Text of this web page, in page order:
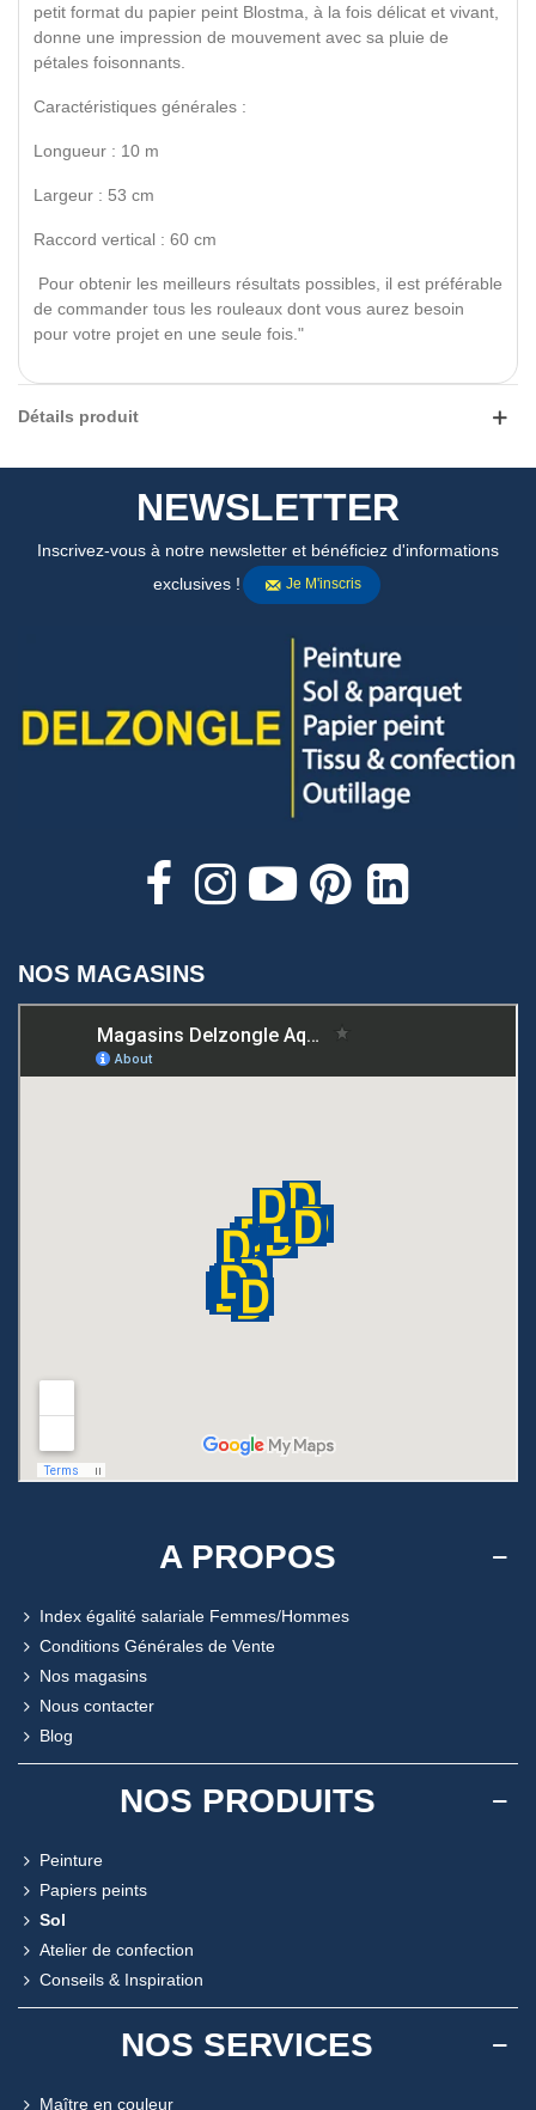
petit format du papier peint Blostma, à la fois délicat et vivant,
donne une impression de mouvement avec sa pluie de
pétales foisonnants.
Caractéristiques générales :
Longueur : 10 m
Largeur : 53 cm
Raccord vertical : 60 cm
Pour obtenir les meilleurs résultats possibles, il est préférable
de commander tous les rouleaux dont vous aurez besoin
pour votre projet en une seule fois."
Détails produit
NEWSLETTER
Inscrivez-vous à notre newsletter et bénéficiez d'informations
exclusives !
Je M'inscris
NOS MAGASINS
A PROPOS
Index égalité salariale Femmes/Hommes
Conditions Générales de Vente
Nos magasins
Nous contacter
Blog
NOS PRODUITS
Peinture
Papiers peints
Sol
Atelier de confection
Conseils & Inspiration
NOS SERVICES
Maître en couleur